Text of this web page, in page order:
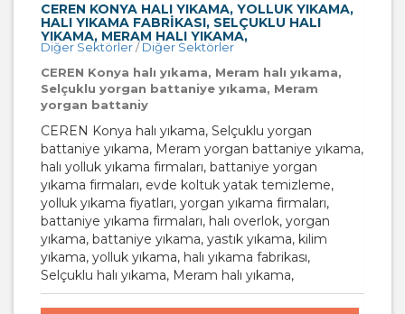
CEREN KONYA HALI YIKAMA, YOLLUK YIKAMA,
HALI YIKAMA FABRIKASI, SELÇUKLU HALI
YIKAMA, MERAM HALI YIKAMA,
Diğer Sektörler/Diğer Sektörler
CEREN Konya halı yıkama, Meram halı yıkama,
Selçuklu yorgan battaniye yıkama, Meram
yorgan battaniy
CEREN Konya halı yıkama, Selçuklu yorgan
battaniye yıkama, Meram yorgan battaniye yıkama,
halı yolluk yıkama firmaları, battaniye yorgan
yıkama firmaları, evde koltuk yatak temizleme,
yolluk yıkama fiyatları, yorgan yıkama firmaları,
battaniye yıkama firmaları, halı overlok, yorgan
yıkama, battaniye yıkama, yastık yıkama, kilim
yıkama, yolluk yıkama, halı yıkama fabrikası,
Selçuklu halı yıkama, Meram halı yıkama,